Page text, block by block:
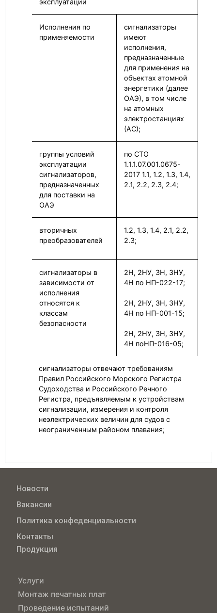
Исполнения по
применяемости
сигнализаторы
имеют
исполнения,
предназначенные
для применения на
объектах атомной
энергетики (далее
ОАЭ), в том числе
на атомных
электростанциях
(АС);
группы условий
эксплуатации
сигнализаторов,
предназначенных
для поставки на
ОАЭ
по СТО
1.1.1.07.001.0675-
2017 1.1, 1.2, 1.3, 1.4,
2.1, 2.2, 2.3, 2.4;
вторичных
преобразователей
1.2, 1.3, 1.4, 2.1, 2.2,
2.3;
сигнализаторы в
зависимости от
исполнения
относятся к
классам
безопасности
2Н, 2НУ, 3Н, 3НУ,
4Н по НП-022-17;
2Н, 2НУ, 3Н, 3НУ,
4Н по НП-001-15;
2Н, 2НУ, 3Н, 3НУ,
4Н поНП-016-05;
сигнализаторы отвечают требованиям
Правил Российского Морского Регистра
Судоходства и Российского Речного
Регистра, предъявляемым к устройствам
сигнализации, измерения и контроля
неэлектрических величин для судов с
неограниченным районом плавания;
Новости
Вакансии
Политика конфеденциальности
Контакты
Продукция
Услуги
Монтаж печатных плат
Проведение испытаний